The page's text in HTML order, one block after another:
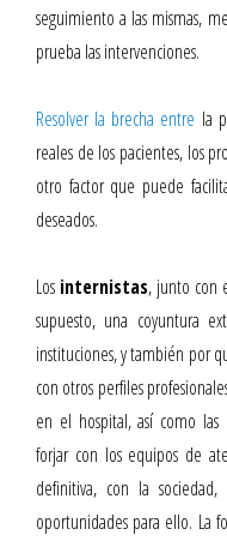
seguimiento a las mismas,
prueba las intervenciones.
Resolver la brecha entre la
reales de los pacientes, los
otro factor que puede
deseados.
Los internistas, junto con
supuesto, una coyuntura
instituciones, y también por
con otros perfiles
en el hospital, así como las
forjar con los equipos de
definitiva, con la
oportunidades para ello. La